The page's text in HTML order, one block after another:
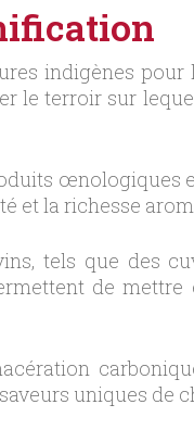
indigènes
le terroir sur
œnologiques
et la richesse
tels que des
de mettre
uniques de